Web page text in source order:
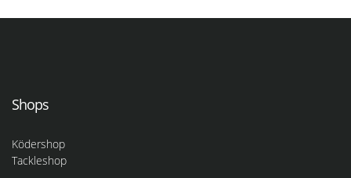
Shops
Ködershop
Tackleshop